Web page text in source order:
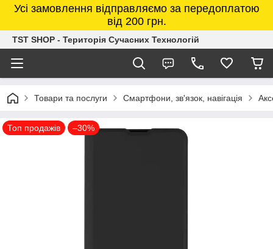
Усі замовлення відправляємо за передоплатою
від 200 грн.
TST SHOP - Територія Сучасних Технологій
Товари та послуги Смартфони, зв'язок, навігація
Топ продажів –30%